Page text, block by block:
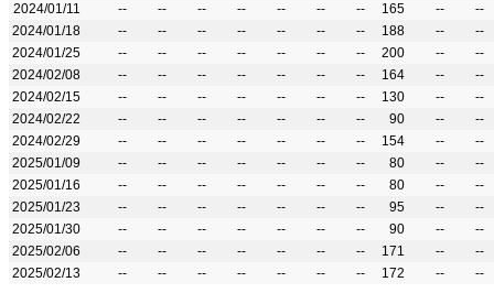
2024/01/11
-- -- -- -- -- -- -- 165 -- --
2024/01/18
-- -- -- -- -- -- -- 188 -- --
2024/01/25
-- -- -- -- -- -- -- 200 -- --
2024/02/08
-- -- -- -- -- -- -- 164 -- --
2024/02/15
-- -- -- -- -- -- -- 130 -- --
2024/02/22
-- -- -- -- -- -- -- 90 -- --
2024/02/29
-- -- -- -- -- -- -- 154 -- --
2025/01/09
-- -- -- -- -- -- -- 80 -- --
2025/01/16
-- -- -- -- -- -- -- 80 -- --
2025/01/23
-- -- -- -- -- -- -- 95 -- --
2025/01/30
-- -- -- -- -- -- -- 90 -- --
2025/02/06
-- -- -- -- -- -- -- 171 -- --
2025/02/13
-- -- -- -- -- -- -- 172 -- --